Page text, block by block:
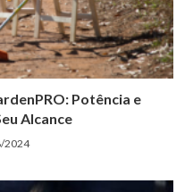
Potência e
Alcance
2024